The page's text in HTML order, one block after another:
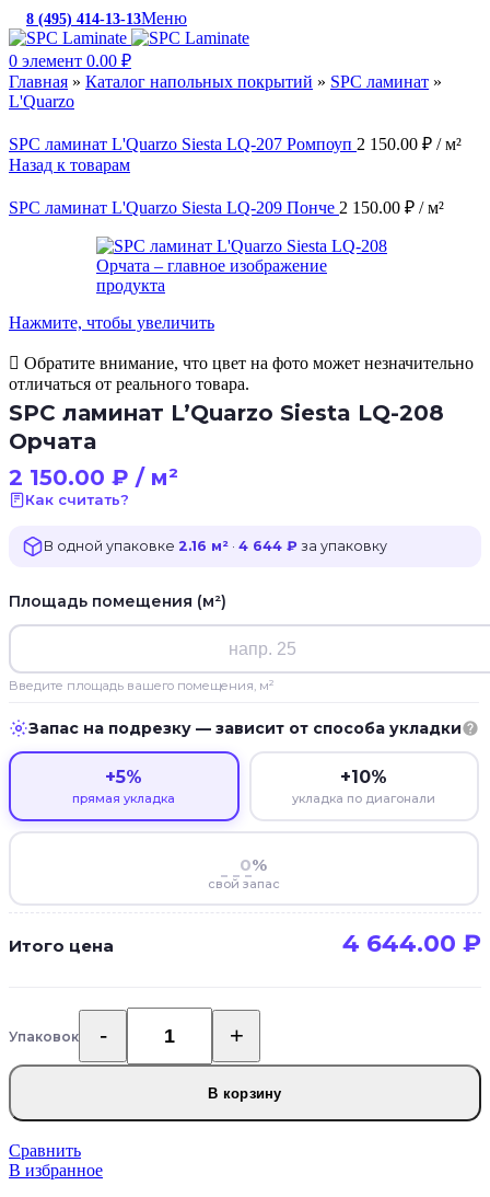
8 (495) 414-13-13Меню
0 элемент 0.00 ₽
Главная » Каталог напольных покрытий » SPC ламинат »
L'Quarzo
SPC ламинат L'Quarzo Siesta LQ-207 Ромпоуп 2 150.00 ₽ / м²
Назад к товарам
SPC ламинат L'Quarzo Siesta LQ-209 Понче 2 150.00 ₽ / м²
Нажмите, чтобы увеличить
Обратите внимание, что цвет на фото может незначительно
отличаться от реального товара.
SPC ламинат L’Quarzo Siesta LQ-208
Орчата
2 150.00 ₽ / м²
Как считать?
В одной упаковке 2.16 м² · 4 644 ₽ за упаковку
Площадь помещения (м²)
Введите площадь вашего помещения, м²
Запас на подрезку — зависит от способа укладки
+5%
прямая укладка
+10%
укладка по диагонали
%
свой запас
Итого цена 4 644.00 ₽
УпаковокКоличество
товара
L'Quarzo
Siesta
LQ-
В корзину
Сравнить
В избранное